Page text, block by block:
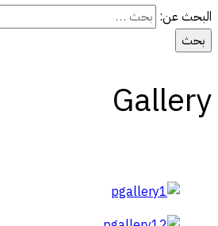
البحث عن:
Gallery